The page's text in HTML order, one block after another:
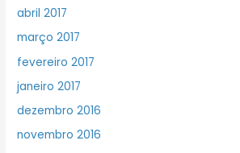
abril 2017
março 2017
fevereiro 2017
janeiro 2017
dezembro 2016
novembro 2016